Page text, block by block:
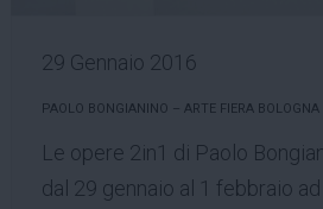
29 Gennaio 2016
PAOLO BONGIANINO – ARTE FIERA
Le opere 2in1 di Paolo
dal 29 gennaio al 1 febbraio